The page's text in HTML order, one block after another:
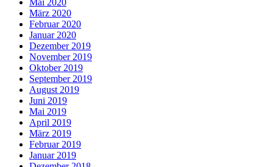
Mai 2020
März 2020
Februar 2020
Januar 2020
Dezember 2019
November 2019
Oktober 2019
September 2019
August 2019
Juni 2019
Mai 2019
April 2019
März 2019
Februar 2019
Januar 2019